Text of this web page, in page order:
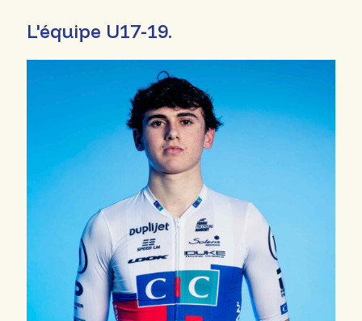
L'équipe U17-19.